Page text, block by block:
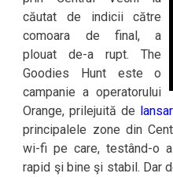
căutat de indicii către
comoara de final, a
plouat de-a rupt. The
Goodies Hunt este o
campanie a operatorului
Orange, prilejuită de
principalele zone din
wi-fi pe care, testând-o
rapid şi bine şi stabil. Dar